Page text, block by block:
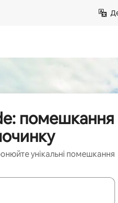
помешкання
унікальні помешкання
пошуку, використовуйте для